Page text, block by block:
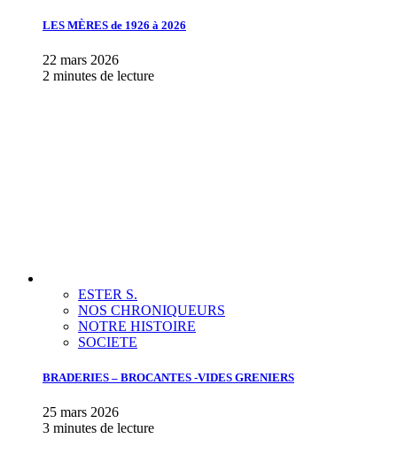
LES MÈRES de 1926 à 2026
22 mars 2026
2 minutes de lecture
ESTER S.
NOS CHRONIQUEURS
NOTRE HISTOIRE
SOCIETE
BRADERIES – BROCANTES -VIDES GRENIERS
25 mars 2026
3 minutes de lecture